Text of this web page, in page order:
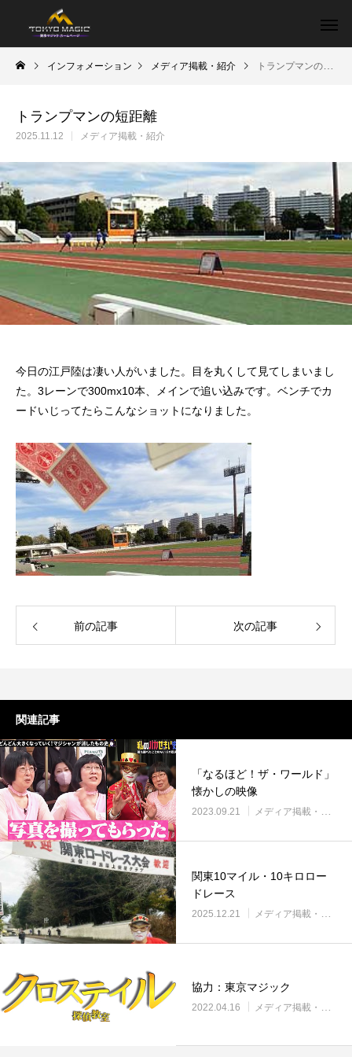
インフォメーション メディア掲載・紹介 トランプマンの短距離
トランプマンの短距離
2025.11.12 メディア掲載・紹介
今日の江戸陸は凄い人がいました。目を丸くして見てしまいまし
た。3レーンで300mx10本、メインで追い込みです。ベンチでカ
ードいじってたらこんなショットになりました。
前の記事 次の記事
関連記事
「なるほど！ザ・ワールド」
懐かしの映像
2023.09.21 メディア掲載・紹介
関東10マイル・10キロロー
ドレース
2025.12.21 メディア掲載・紹介
協力：東京マジック
2022.04.16 メディア掲載・紹介